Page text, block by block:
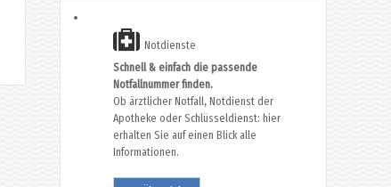
Notdienste
Schnell & einfach die passende
Notfallnummer finden.
Ob ärztlicher Notfall, Notdienst der
Apotheke oder Schlüsseldienst: hier
erhalten Sie auf einen Blick alle
Informationen.